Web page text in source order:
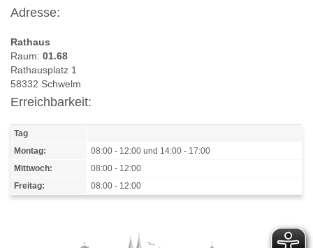
Adresse:
Rathaus
Raum: 01.68
Rathausplatz 1
58332 Schwelm
Erreichbarkeit:
Tag
Montag: 08:00 - 12:00 und 14:00 - 17:00
Mittwoch: 08:00 - 12:00
Freitag: 08:00 - 12:00